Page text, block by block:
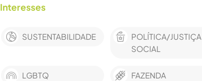
Interesses
SUSTENTABILIDADE
POLÍTICA/JUSTIÇA
SOCIAL
LGBTQ FAZENDA